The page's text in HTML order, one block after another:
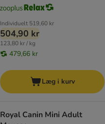
Individuelt 519,60 kr
504,90 kr
123,80 kr / kg
479,66 kr
Læg i kurv
Royal Canin Mini Adult